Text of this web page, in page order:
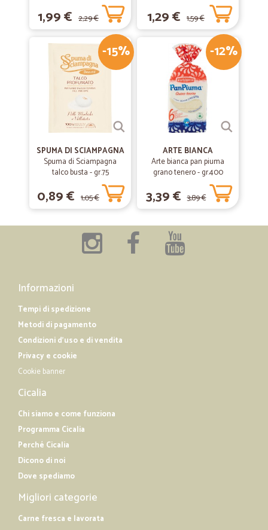
1,99 € 2,29 € 1,29 € 1,59 €
-15%
SPUMA DI SCIAMPAGNA
Spuma di Sciampagna
talco busta - gr.75
0,89 € 1,05 €
-12%
ARTE BIANCA
Arte bianca pan piuma
grano tenero - gr.400
3,39 € 3,89 €
Informazioni
Tempi di spedizione
Metodi di pagamento
Condizioni d'uso e di vendita
Privacy e cookie
Cookie banner
Cicalia
Chi siamo e come funziona
Programma Cicalia
Perché Cicalia
Dicono di noi
Dove spediamo
Migliori categorie
Carne fresca e lavorata